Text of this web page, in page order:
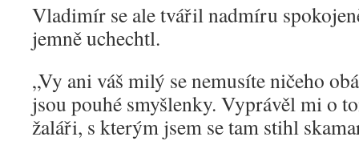
Vladimír se ale tvářil nadmíru
jemně uchechtl.
„Vy ani váš milý se nemusíte ničeho
jsou pouhé smyšlenky. Vyprávěl mi o
žaláři, s kterým jsem se tam stihl